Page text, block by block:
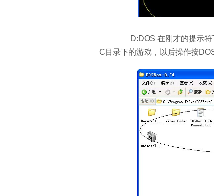
D:DOS 在刚才的提示符
C目录下的游戏，以后操作按